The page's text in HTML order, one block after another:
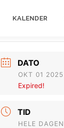
KALENDER
DATO
OKT 01 2025
Expired!
TID
HELE DAGEN